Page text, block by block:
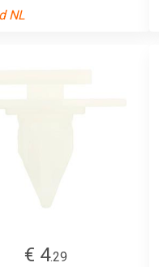
NL
€ 4.29